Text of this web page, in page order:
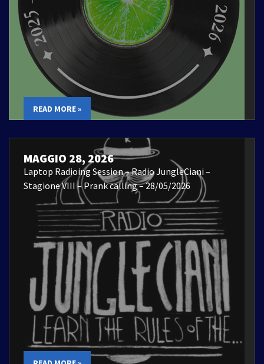
READ MORE »
MAGGIO 28, 2026
Laptop Radioing Session – Radio JungleCiani –
Stagione VIII – Prank calling – 28/05/2026